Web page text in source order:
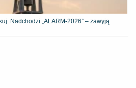
Nadchodzi „ALARM-2026” – zawyją